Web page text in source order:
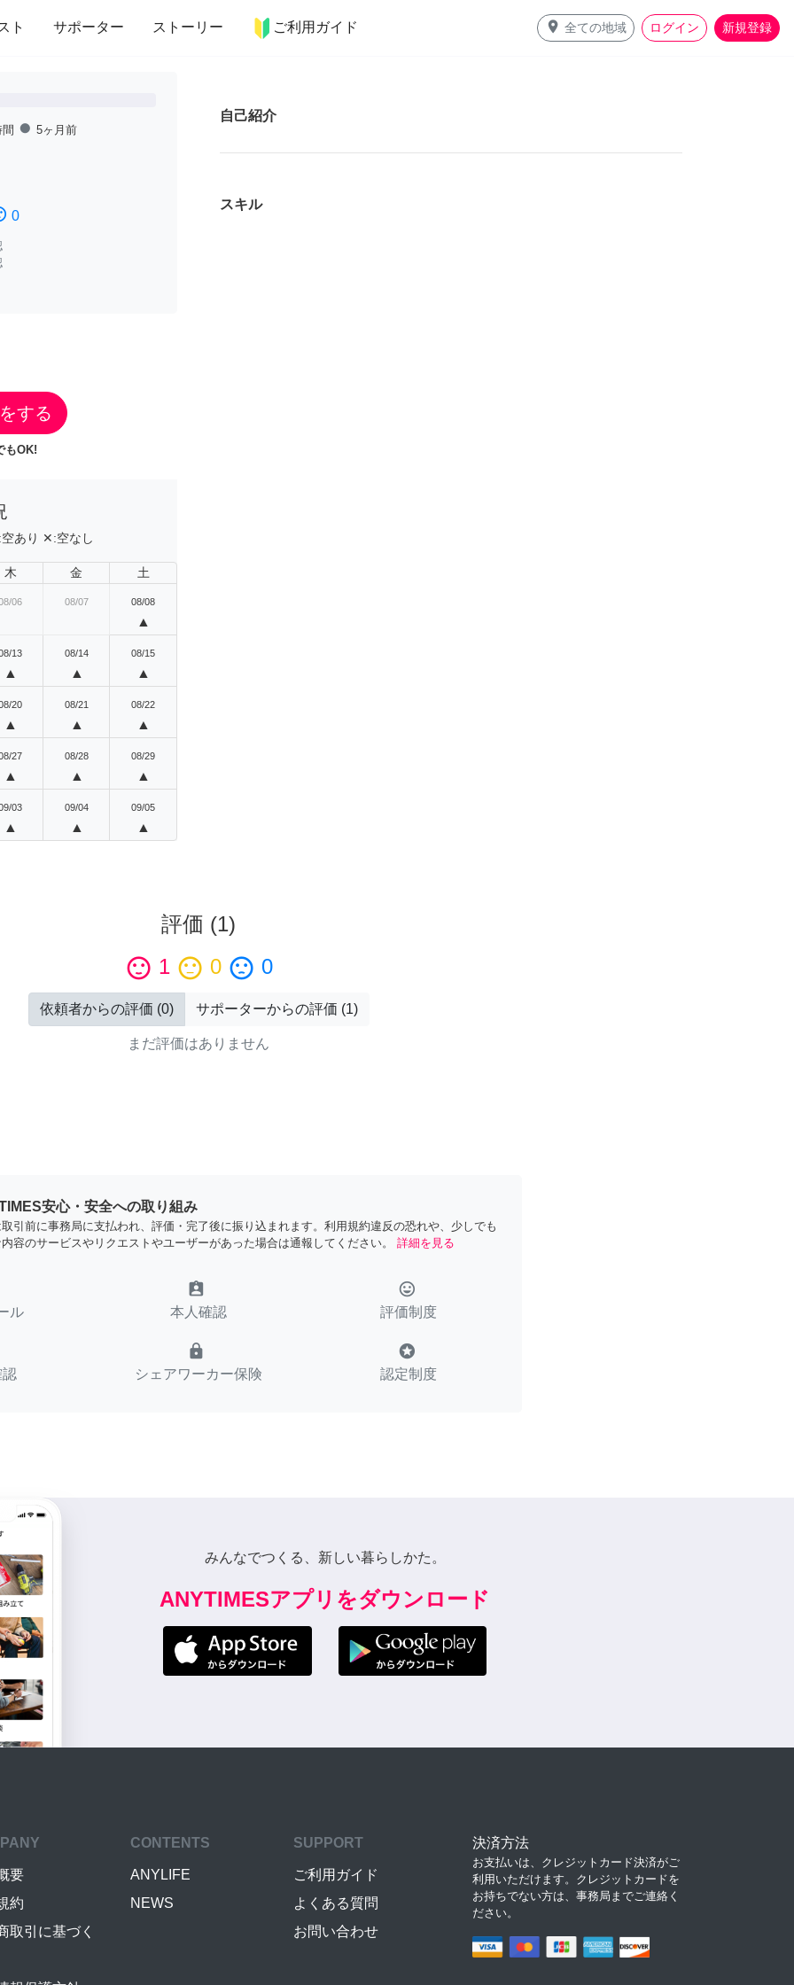
ト サポーター ストーリー ご利用ガイド place 全ての地域 ログイン 新規登録
インテリア 趣味・習い事 ペット 料理
fiber_manual_record 5ヶ月前
0
する
もOK!
空あり ✕:空なし
木 金 土
06 08/07 08/08
▲
13
▲
08/14
▲
08/15
▲
20
▲
08/21
▲
08/22
▲
27
▲
08/28
▲
08/29
▲
03
▲
09/04
▲
09/05
▲
自己紹介
スキル
評価 (1)
sentiment_satisfied 1 sentiment_neutral 0 sentiment_dissatisfied 0
依頼者からの評価 (0) サポーターからの評価 (1)
まだ評価はありません
安心・安全への取り組み
引前に事務局に支払われ、評価・完了後に振り込まれます。利用規約違反の恐れや、少しでも
容のサービスやリクエストやユーザーがあった場合は通報してください。
詳細を見る
ル
assignment_ind
本人確認
tag_faces
評価制度
lock
シェアワーカー保険
stars
認定制度
みんなでつくる、新しい暮らしかた。
ANYTIMESアプリをダウンロード
要
約
取引に基づく
CONTENTS
ANYLIFE
NEWS
SUPPORT
ご利用ガイド
よくある質問
お問い合わせ
決済方法
お支払いは、クレジットカード決済がご
利用いただけます。クレジットカードを
お持ちでない方は、事務局までご連絡く
ださい。